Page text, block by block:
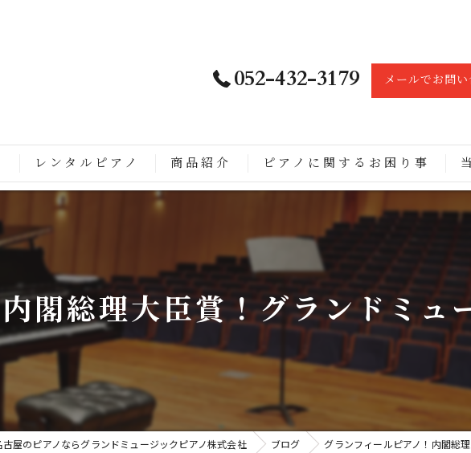
052-432-3179 メールでお問い
すごい
ライトピアノに生まれ変わるまでの流れ
レンタルピアノ 商品紹介 ピアノに関するお困り事
閣総理大臣賞！グランドミュ
古屋のピアノならグランドミュージックピアノ株式会社 ブログ グランフィールピアノ！内閣総